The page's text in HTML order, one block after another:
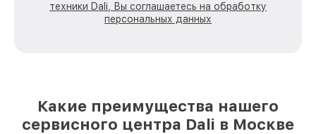
техники Dali, Вы соглашаетесь на обработку
персональных данных
Какие преимущества нашего
сервисного центра Dali в Москве